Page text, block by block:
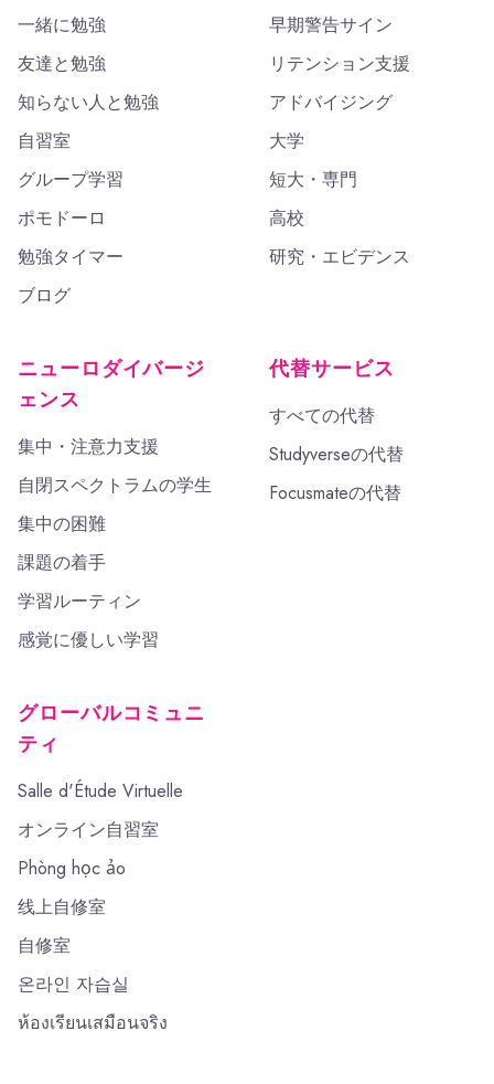
一緒に勉強
友達と勉強
知らない人と勉強
自習室
グループ学習
ポモドーロ
勉強タイマー
ブログ
早期警告サイン
リテンション支援
アドバイジング
大学
短大・専門
高校
研究・エビデンス
ニューロダイバージ
ェンス
集中・注意力支援
自閉スペクトラムの学生
集中の困難
課題の着手
学習ルーティン
感覚に優しい学習
代替サービス
すべての代替
Studyverseの代替
Focusmateの代替
グローバルコミュニ
ティ
Salle d'Étude Virtuelle
オンライン自習室
Phòng học ảo
线上自修室
自修室
온라인 자습실
ห้องเรียนเสมือนจริง